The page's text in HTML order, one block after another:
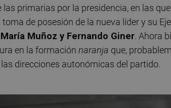
las primarias por la presidencia, en las
de posesión de la nueva líder y su
Muñoz y Fernando Giner. Ahora
en la formación naranja que,
direcciones autonómicas del partido.